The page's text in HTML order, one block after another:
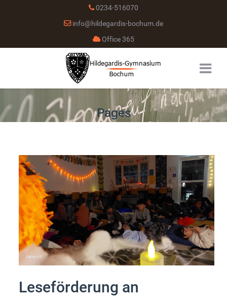
0234-516070
info@hildegardis-bochum.de
Office 365
Pages
Leseförderung an